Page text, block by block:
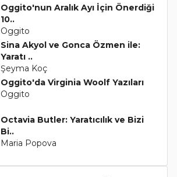
Oggito'nun Aralık Ayı İçin Önerdiği
10..
Oggito
Sina Akyol ve Gonca Özmen ile:
Yaratı ..
Şeyma Koç
Oggito'da Virginia Woolf Yazıları
Oggito
Octavia Butler: Yaratıcılık ve Bizi
Bi..
Maria Popova